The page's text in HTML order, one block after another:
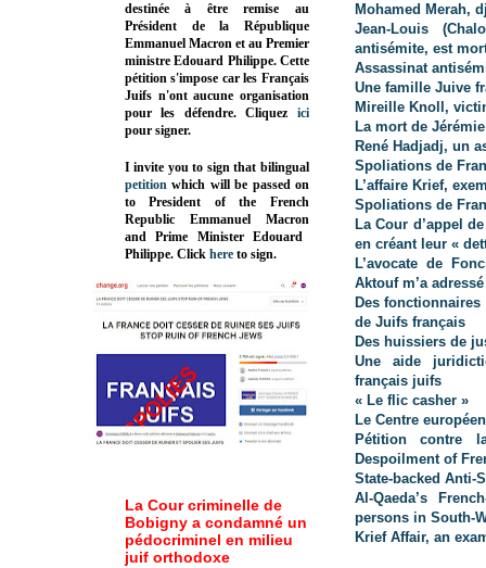
Mohamed Merah,
Jean-Louis
antisémite, est
Assassinat
Une famille Juive
Mireille Knoll,
La mort de
René Hadjadj, un
Spoliations de
L’affaire Krief,
Spoliations de
La Cour d’appel
en créant leur «
L’avocate de
Aktouf m’a
Des
de Juifs français
Des huissiers de
Une aide
français juifs
« Le flic casher »
Le Centre
Pétition contre
Despoilment of
State-backed Anti-
Al-Qaeda’s
persons in South-
Krief Affair, an
destinée à être remise au
Président de la République
Emmanuel Macron et au Premier
ministre Edouard Philippe. Cette
pétition s'impose car les Français
Juifs n'ont aucune organisation
pour les défendre. Cliquez
ici
pour signer.
I invite you to sign that bilingual
petition which will be passed on
to President of the French
Republic Emmanuel Macron
and Prime MinisterEdouard
Philippe. Click here to sign.
La Cour criminelle de
Bobigny a condamné un
pédocriminel en milieu
juif orthodoxe